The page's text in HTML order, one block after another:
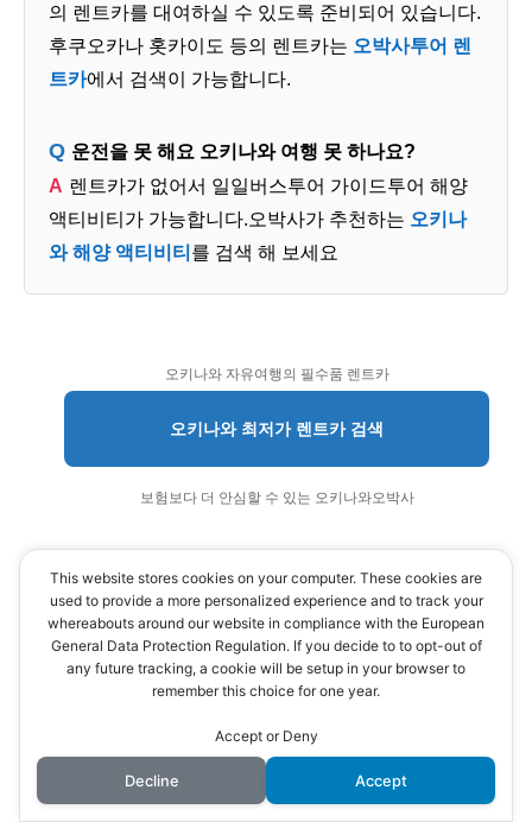
의 렌트카를 대여하실 수 있도록 준비되어 있습니다.
후쿠오카나 홋카이도 등의 렌트카는 오박사투어 렌
트카에서 검색이 가능합니다.
운전을 못 해요 오키나와 여행 못 하나요?
렌트카가 없어서 일일버스투어 가이드투어 해양
액티비티가 가능합니다.오박사가 추천하는 오키나
와 해양 액티비티 를 검색 해 보세요
오키나와 자유여행의 필수품 렌트카
오키나와 최저가 렌트카 검색
보험보다 더 안심할 수 있는 오키나와오박사
오키나와 추천 해양액티비티 검색
안전·안심 액티비티 찾아보기
This website stores cookies on your computer. These cookies are
used to provide a more personalized experience and to track your
whereabouts around our website in compliance with the European
General Data Protection Regulation. If you decide to to opt-out of
any future tracking, a cookie will be setup in your browser to
remember this choice for one year.
Accept or Deny
Decline Accept